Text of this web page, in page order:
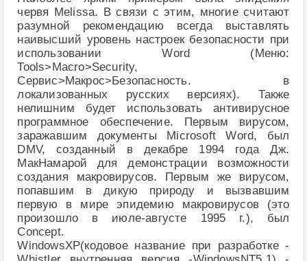
червя Melissa. В связи с этим, многие считают
разумной рекомендацию всегда выставлять
наивысший уровень настроек безопасности при
использовании Word (Меню:
Tools>Macro>Security,
Сервис>Макрос>Безопасность. в
локализованных русских версиях). Также
нелишним будет использовать антивирусное
программное обеспечение. Первым вирусом,
заражавшим документы Microsoft Word, был
DMV, созданный в декабре 1994 года Дж.
МакНамарой для демонстрации возможности
создания макровирусов. Первым же вирусом,
попавшим в дикую природу и вызвавшим
первую в мире эпидемию макровирусов (это
произошло в июле-августе 1995 г.), был
Concept.
WindowsXP(кодовое название при разработке -